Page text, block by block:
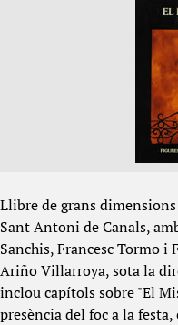
Llibre de grans
Sant Antoni de Canals,
Sanchis, Francesc Tormo i
Ariño Villarroya, sota la
inclou capítols sobre "El
presència del foc a la